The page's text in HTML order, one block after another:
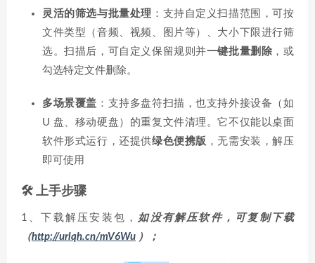
灵活的筛选与批量处理 ：支持自定义扫描范围，可按
文件类型（音频、视频、图片等）、大小下限进行筛
选。扫描后，可自定义保留规则并一键批量删除 ，或
勾选特定文件删除。
多场景覆盖 ：支持多盘符扫描，也支持外接设备（如
U 盘、移动硬盘）的重复文件清理 。它不仅能以桌面
软件形式运行，还提供绿色便携版 ，无需安装，解压
即可使用
🛠️ 上手步骤
1、下载解压安装包，
如没有解压软件，可复制下载
（http://urlqh.cn/mV6Wu ）；